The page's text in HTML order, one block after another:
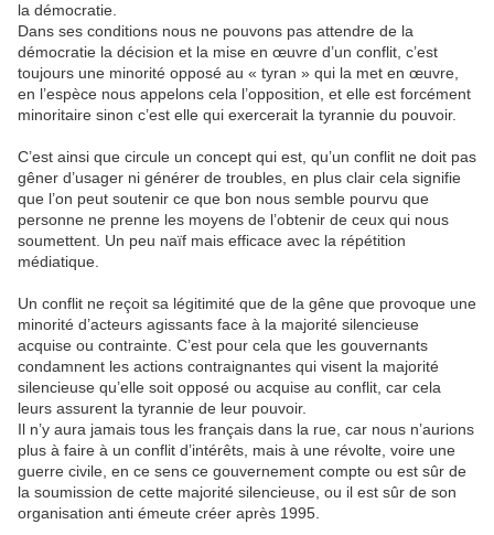
la démocratie.
Dans ses conditions nous ne pouvons pas attendre de la
démocratie la décision et la mise en œuvre d’un conflit, c’est
toujours une minorité opposé au « tyran » qui la met en œuvre,
en l’espèce nous appelons cela l’opposition, et elle est forcément
minoritaire sinon c’est elle qui exercerait la tyrannie du pouvoir.
C’est ainsi que circule un concept qui est, qu’un conflit ne doit pas
gêner d’usager ni générer de troubles, en plus clair cela signifie
que l’on peut soutenir ce que bon nous semble pourvu que
personne ne prenne les moyens de l’obtenir de ceux qui nous
soumettent. Un peu naïf mais efficace avec la répétition
médiatique.
Un conflit ne reçoit sa légitimité que de la gêne que provoque une
minorité d’acteurs agissants face à la majorité silencieuse
acquise ou contrainte. C’est pour cela que les gouvernants
condamnent les actions contraignantes qui visent la majorité
silencieuse qu’elle soit opposé ou acquise au conflit, car cela
leurs assurent la tyrannie de leur pouvoir.
Il n’y aura jamais tous les français dans la rue, car nous n’aurions
plus à faire à un conflit d’intérêts, mais à une révolte, voire une
guerre civile, en ce sens ce gouvernement compte ou est sûr de
la soumission de cette majorité silencieuse, ou il est sûr de son
organisation anti émeute créer après 1995.